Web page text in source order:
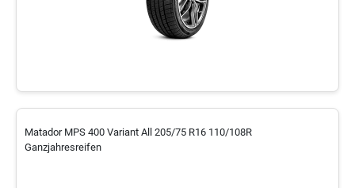
Matador MPS 400 Variant All 205/75 R16 110/108R
Ganzjahresreifen